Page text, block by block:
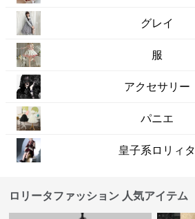
グレイ
服
アクセサリー
パニエ
皇子系ロリィタ
ロリータファッション 人気アイテム